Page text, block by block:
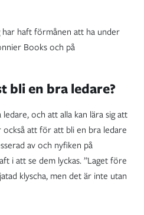
har haft förmånen att ha under
Books och på
bli en bra ledare?
och att alla kan lära sig att
också att för att bli en bra ledare
av och nyfiken på
i att se dem lyckas. ”Laget före
klyscha, men det är inte utan